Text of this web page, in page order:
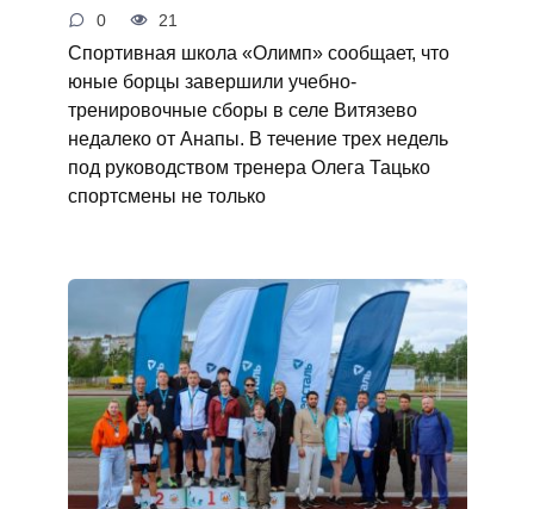
0 21
Спортивная школа «Олимп» сообщает, что
юные борцы завершили учебно-
тренировочные сборы в селе Витязево
недалеко от Анапы. В течение трех недель
под руководством тренера Олега Тацько
спортсмены не только